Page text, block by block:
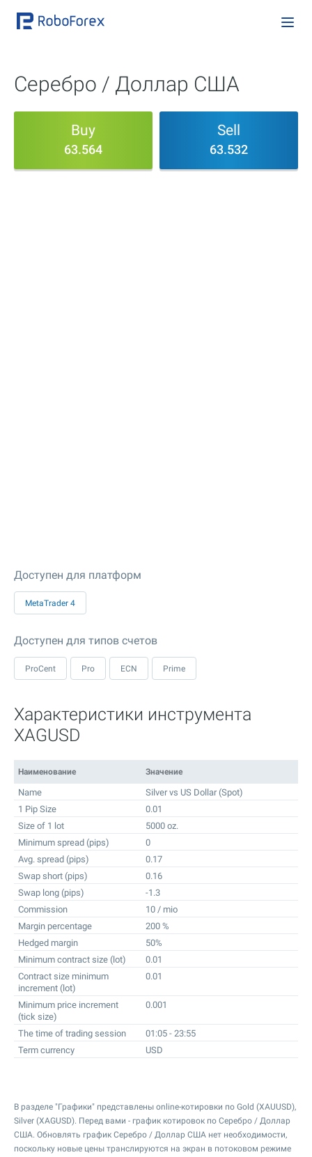
Серебро / Доллар США
Buy
63.564
Sell
63.532
Доступен для платформ
MetaTrader 4
Доступен для типов счетов
ProCent Pro ECN Prime
Характеристики инструмента
XAGUSD
Наименование Значение
Name
Silver vs US Dollar (Spot)
1 Pip Size
0.01
Size of 1 lot
5000 oz.
Minimum spread (pips)
0
Avg. spread (pips)
0.17
Swap short (pips)
0.16
Swap long (pips)
-1.3
Commission
10 / mio
Margin percentage
200 %
Hedged margin
50%
Minimum contract size (lot)
0.01
Contract size minimum
increment (lot)
0.01
Minimum price increment
(tick size)
0.001
The time of trading session
01:05 - 23:55
Term currency
USD
В разделе "Графики" представлены online-котировки по Gold (XAUUSD),
Silver (XAGUSD). Перед вами - график котировок по Серебро / Доллар
США. Обновлять график Серебро / Доллар США нет необходимости,
поскольку новые цены транслируются на экран в потоковом режиме